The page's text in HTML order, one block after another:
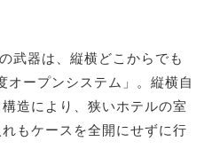
武器は、縦横どこからでも
オープンシステム」。縦横自
造により、狭いホテルの室
もケースを全開にせずに行